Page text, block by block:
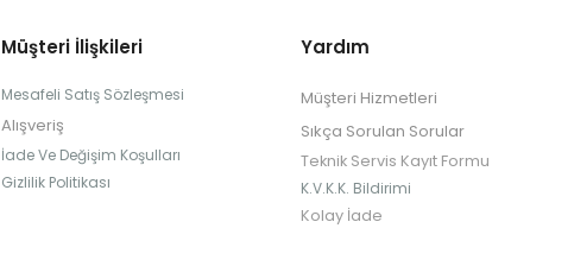
Müşteri İlişkileri
Mesafeli Satış Sözleşmesi
Alışveriş
İade Ve Değişim Koşulları
Gizlilik Politikası
Yardım
Müşteri Hizmetleri
Sıkça Sorulan Sorular
Teknik Servis Kayıt Formu
K.V.K.K. Bildirimi
Kolay İade